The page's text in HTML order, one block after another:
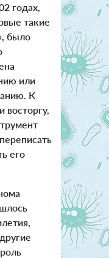
годах,
такие
было
или
К
восторгу,
его